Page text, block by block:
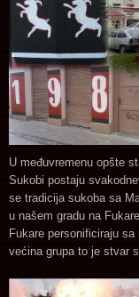
U međuvremenu opšte
Sukobi postaju
se tradicija sukoba sa
u našem gradu na
Fukare personificiraju
većina grupa to je stvar